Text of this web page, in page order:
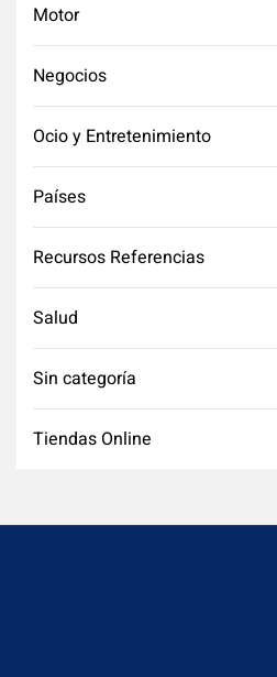
Motor
Negocios
Ocio y Entretenimiento
Países
Recursos Referencias
Salud
Sin categoría
Tiendas Online